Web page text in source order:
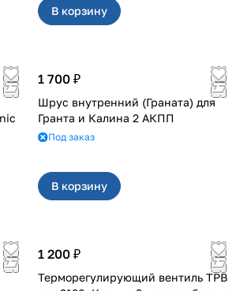
В корзину
1 700 ₽
Шрус внутренний (Граната) для
Гранта и Калина 2 АКПП
Под заказ
В корзину
1 200 ₽
Терморегулирующий вентиль ТРВ